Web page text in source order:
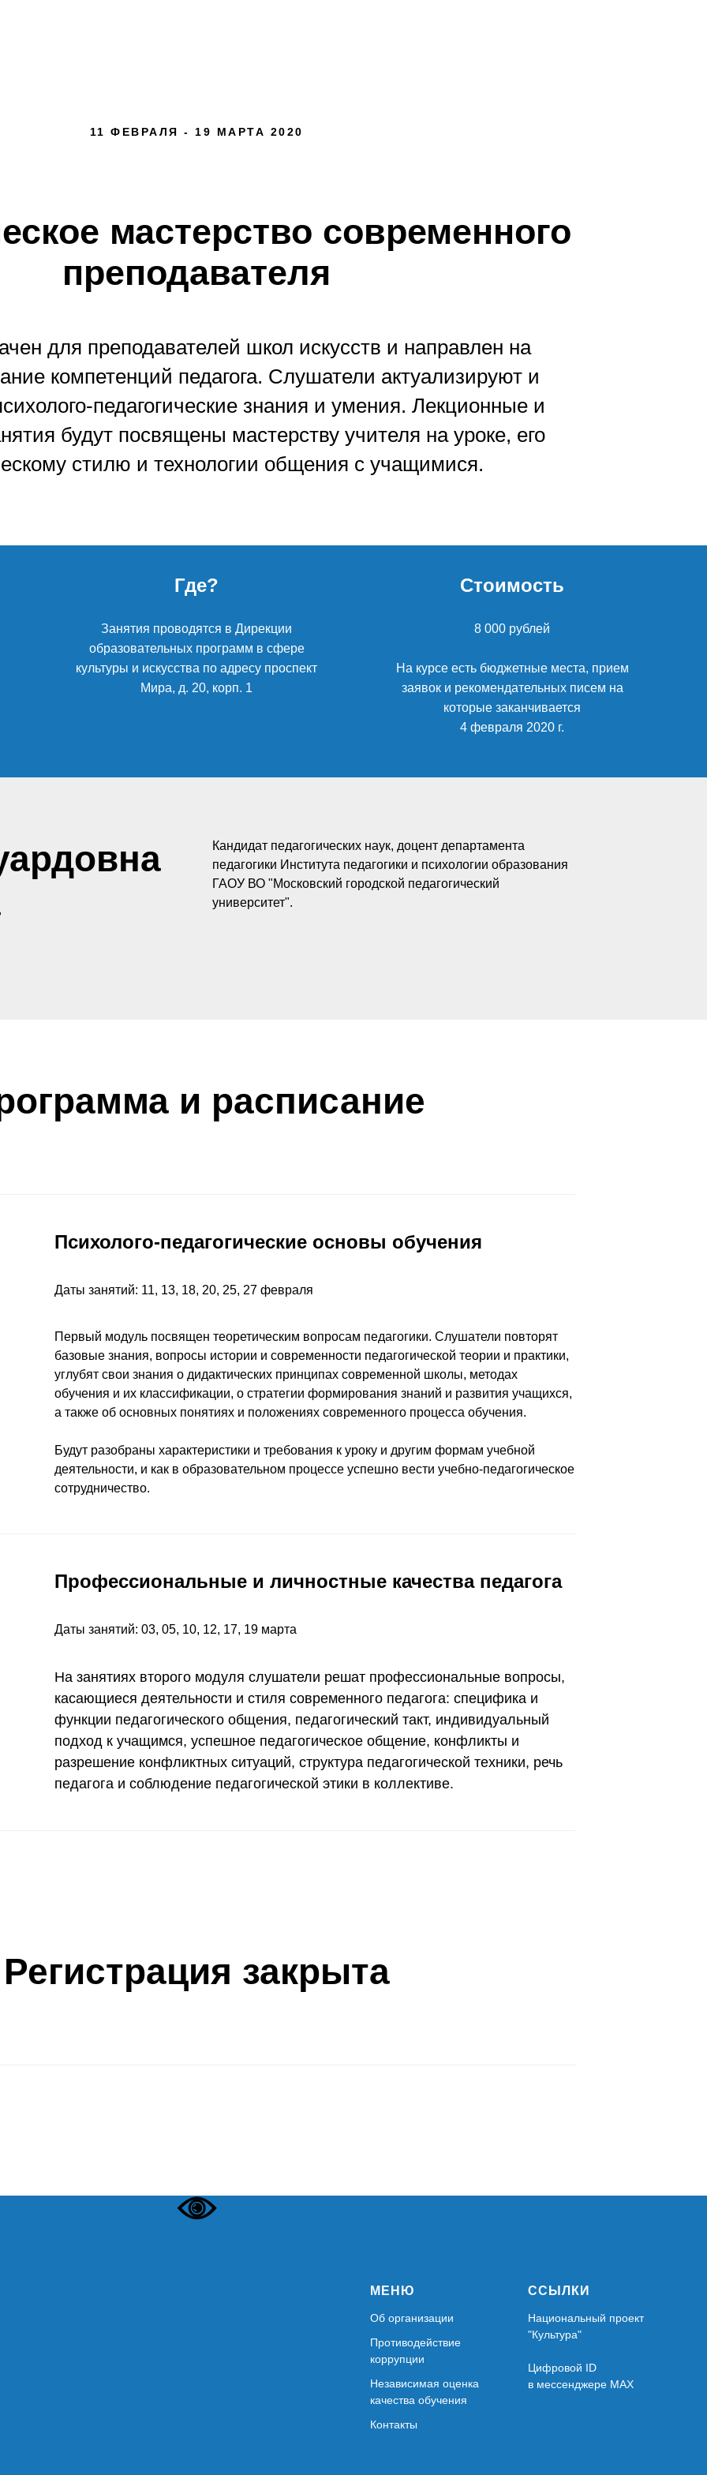
11 ФЕВРАЛЯ - 19 МАРТА 2020
мастерство современного
преподавателя
для преподавателей школ искусств и направлен на
компетенций педагога. Слушатели актуализируют и
педагогические знания и умения. Лекционные и
будут посвящены мастерству учителя на уроке, его
стилю и технологии общения с учащимися.
Где?
Занятия проводятся в Дирекции
образовательных программ в сфере
культуры и искусства по адресу проспект
Мира, д. 20, корп. 1
Стоимость
8 000 рублей
На курсе есть бюджетные места, прием
заявок и рекомендательных писем на
которые заканчивается
4 февраля 2020 г.
Кандидат педагогических наук, доцент департамента
педагогики Института педагогики и психологии образования
ГАОУ ВО "Московский городской педагогический
университет".
и расписание
Психолого-педагогические основы обучения
Даты занятий: 11, 13, 18, 20, 25, 27 февраля
Первый модуль посвящен теоретическим вопросам педагогики. Слушатели повторят
базовые знания, вопросы истории и современности педагогической теории и практики,
углубят свои знания о дидактических принципах современной школы, методах
обучения и их классификации, о стратегии формирования знаний и развития учащихся,
а также об основных понятиях и положениях современного процесса обучения.
Будут разобраны характеристики и требования к уроку и другим формам учебной
деятельности, и как в образовательном процессе успешно вести учебно-педагогическое
сотрудничество.
Профессиональные и личностные качества педагога
Даты занятий: 03, 05, 10, 12, 17, 19 марта
На занятиях второго модуля слушатели решат профессиональные вопросы,
касающиеся деятельности и стиля современного педагога: специфика и
функции педагогического общения, педагогический такт, индивидуальный
подход к учащимся, успешное педагогическое общение, конфликты и
разрешение конфликтных ситуаций, структура педагогической техники, речь
педагога и соблюдение педагогической этики в коллективе.
Регистрация закрыта
МЕНЮ
Об организации
Противодействие
коррупции
Независимая оценка
качества обучения
Контакты
ССЫЛКИ
Национальный проект
"Культура"
Цифровой ID
в мессенджере MAX